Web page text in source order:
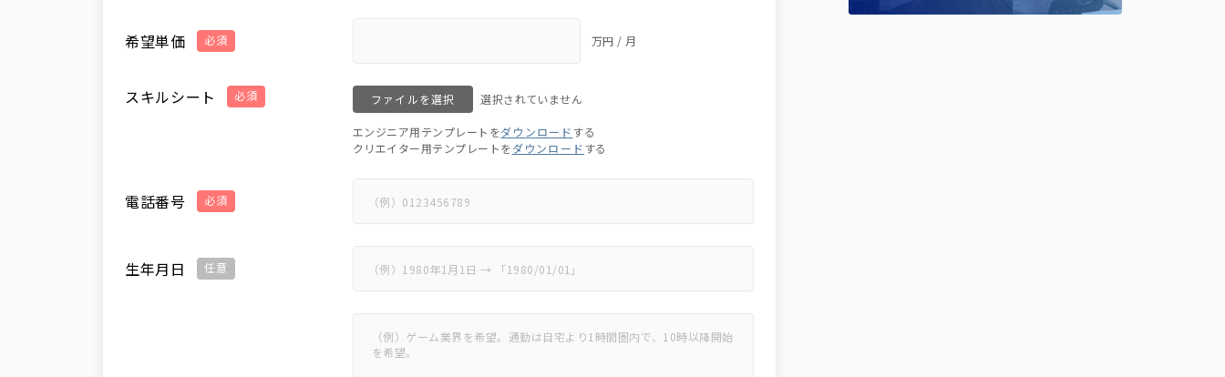
希望単価 必須 万円 / 月
スキルシート 必須 ファイルを選択
エンジニア用テンプレートをダウンロードする
クリエイター用テンプレートをダウンロードする
電話番号 必須
生年月日 任意